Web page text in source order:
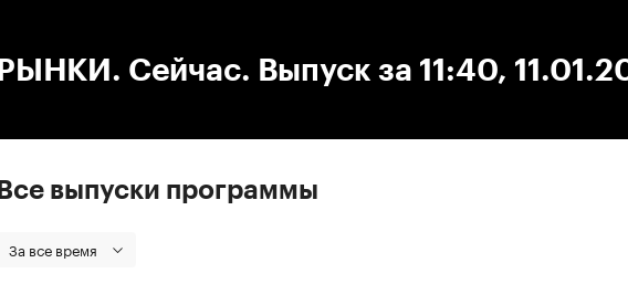
РЫНКИ. Сейчас. Выпуск за 11:40,
Все выпуски программы
За все время